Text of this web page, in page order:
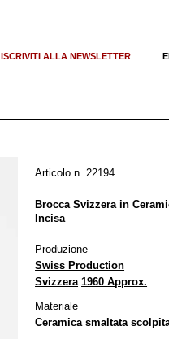
ISCRIVITI ALLA NEWSLETTER
Articolo n. 22194
Brocca Svizzera in
Incisa
Produzione
Swiss Production
Svizzera 1960 Approx.
Materiale
Ceramica smaltata